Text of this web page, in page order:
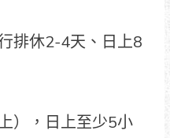
排休2-4天、日上8
），日上至少5小